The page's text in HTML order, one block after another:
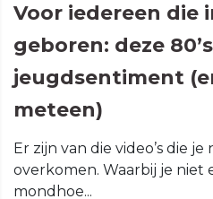
Voor iedereen die
geboren: deze
jeugdsentiment
meteen)
Er zijn van die video’s die
overkomen. Waarbij je niet
mondhoe...